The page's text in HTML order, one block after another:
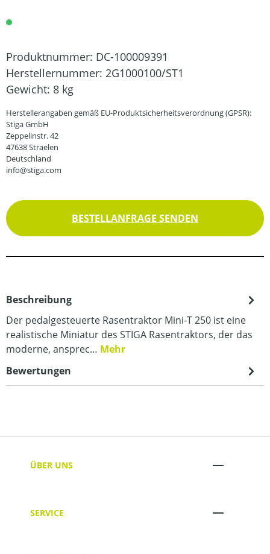
Produktnummer: DC-100009391
Herstellernummer: 2G1000100/ST1
Gewicht: 8 kg
Herstellerangaben gemäß EU-Produktsicherheitsverordnung (GPSR):
Stiga GmbH
Zeppelinstr. 42
47638 Straelen
Deutschland
info@stiga.com
BESTELLANFRAGE SENDEN
Beschreibung
Der pedalgesteuerte Rasentraktor Mini-T 250 ist eine
realistische Miniatur des STIGA Rasentraktors, der das
moderne, ansprec… Mehr
Bewertungen
ÜBER UNS
SERVICE